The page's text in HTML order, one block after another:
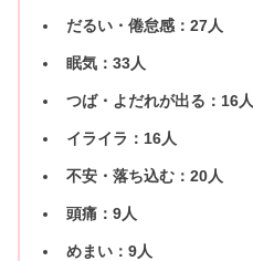
だるい・倦怠感：27人
眠気：33人
つば・よだれが出る：16人
イライラ：16人
不安・落ち込む：20人
頭痛：9人
めまい：9人